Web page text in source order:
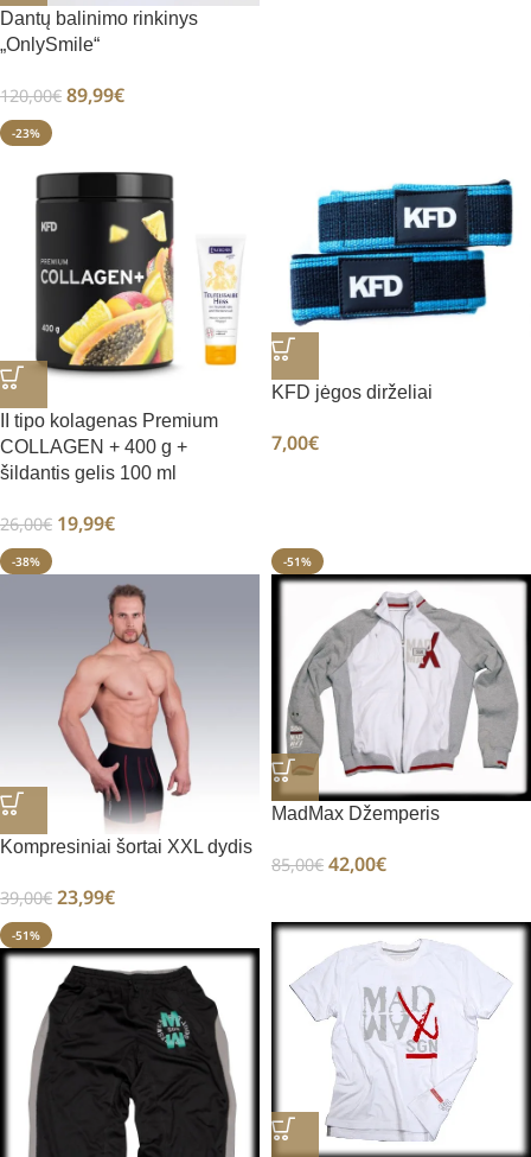
Dantų balinimo rinkinys
„OnlySmile“
120,00€ 89,99€
-23%
II tipo kolagenas Premium
COLLAGEN + 400 g +
šildantis gelis 100 ml
26,00€ 19,99€
KFD jėgos dirželiai
7,00€
-38%
Kompresiniai šortai XXL dydis
39,00€ 23,99€
-51%
MadMax Džemperis
85,00€ 42,00€
-51%